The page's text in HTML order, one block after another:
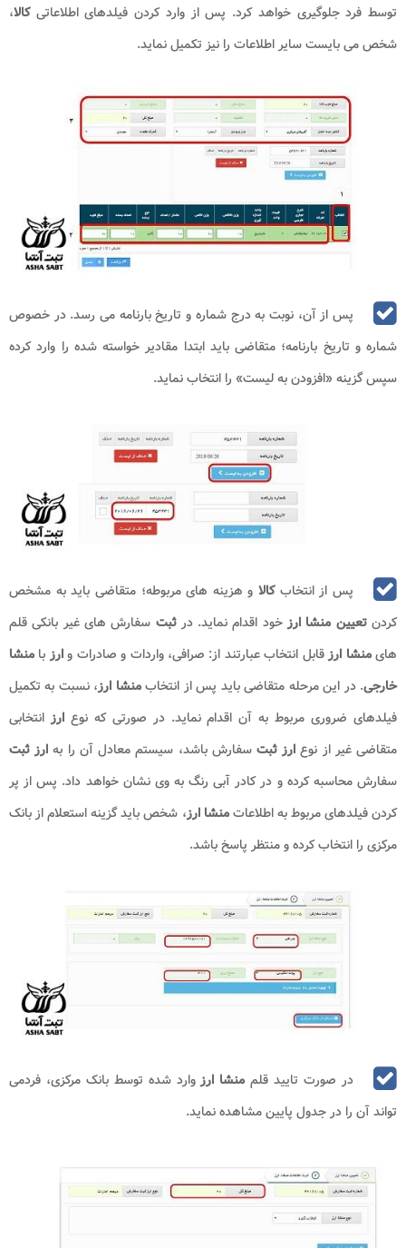
توسط فرد جلوگیری خواهد کرد. پس از وارد کردن فیلدهای اطلاعاتیکالا،
شخص می بایست سایر اطلاعات را نیز تکمیل نماید.
پس از آن، نوبت به درج شماره و تاریخ بارنامه می رسد. در خصوص
شماره و تاریخ بارنامه؛ متقاضی باید ابتدا مقادیر خواسته شده را وارد کرده
سپس گزینه «افزودن به لیست» را انتخاب نماید.
پس از انتخابکالا و هزینه های مربوطه؛ متقاضی باید به مشخص
کردنتعیین منشا ارزخود اقدام نماید. درثبت سفارش های غیر بانکی قلم
هایمنشا ارزقابل انتخاب عبارتند از: صرافی، واردات و صادرات وارزبا منشا
خارجی. در این مرحله متقاضی باید پس از انتخابمنشا ارز، نسبت به تکمیل
فیلدهای ضروری مربوط به آن اقدام نماید. در صورتی که نوعارز انتخابی
متقاضی غیر از نوع ارز ثبتسفارش باشد، سیستم معادل آن را به ارز ثبت
سفارش محاسبه کرده و در کادر آبی رنگ به وی نشان خواهد داد. پس از پر
کردن فیلدهای مربوط به اطلاعاتمنشا ارز، شخص باید گزینه استعلام از بانک
مرکزی را انتخاب کرده و منتظر پاسخ باشد.
در صورت تایید قلم منشا ارزوارد شده توسط بانک مرکزی، فردمی
تواند آن را در جدول پایین مشاهده نماید.